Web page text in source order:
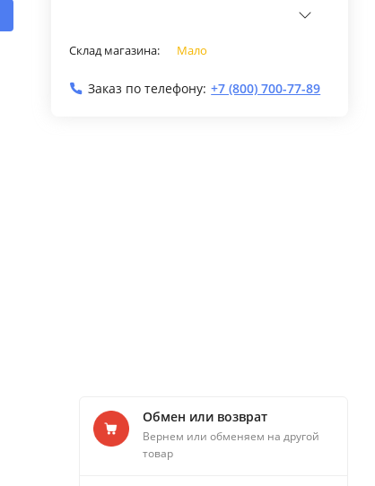
Склад магазина: Мало
Заказ по телефону: +7 (800) 700-77-89
Обмен или возврат
Вернем или обменяем на другой
товар